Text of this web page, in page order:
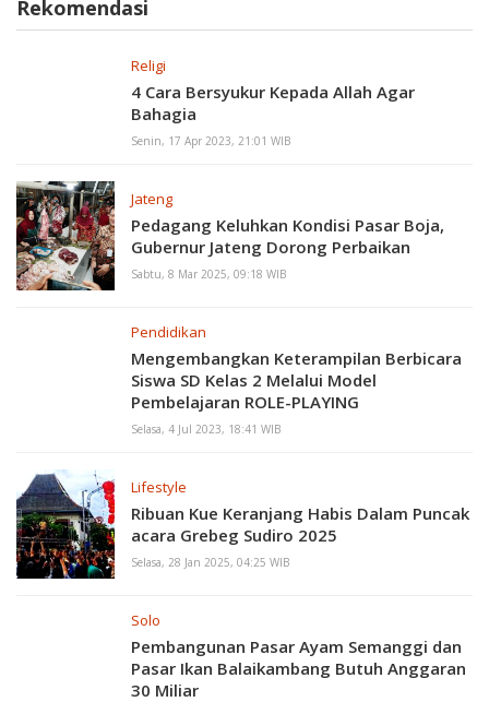
Rekomendasi
Religi
4 Cara Bersyukur Kepada Allah Agar
Bahagia
Senin, 17 Apr 2023, 21:01 WIB
Jateng
Pedagang Keluhkan Kondisi Pasar Boja,
Gubernur Jateng Dorong Perbaikan
Sabtu, 8 Mar 2025, 09:18 WIB
Pendidikan
Mengembangkan Keterampilan Berbicara
Siswa SD Kelas 2 Melalui Model
Pembelajaran ROLE-PLAYING
Selasa, 4 Jul 2023, 18:41 WIB
Lifestyle
Ribuan Kue Keranjang Habis Dalam Puncak
acara Grebeg Sudiro 2025
Selasa, 28 Jan 2025, 04:25 WIB
Solo
Pembangunan Pasar Ayam Semanggi dan
Pasar Ikan Balaikambang Butuh Anggaran
30 Miliar